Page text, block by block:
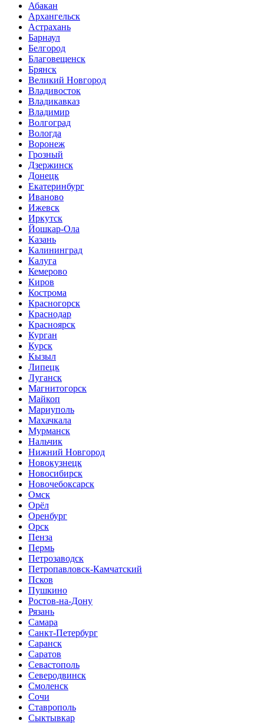
Абакан
Архангельск
Астрахань
Барнаул
Белгород
Благовещенск
Брянск
Великий Новгород
Владивосток
Владикавказ
Владимир
Волгоград
Вологда
Воронеж
Грозный
Дзержинск
Донецк
Екатеринбург
Иваново
Ижевск
Иркутск
Йошкар-Ола
Казань
Калининград
Калуга
Кемерово
Киров
Кострома
Красногорск
Краснодар
Красноярск
Курган
Курск
Кызыл
Липецк
Луганск
Магнитогорск
Майкоп
Мариуполь
Махачкала
Мурманск
Нальчик
Нижний Новгород
Новокузнецк
Новосибирск
Новочебоксарск
Омск
Орёл
Оренбург
Орск
Пенза
Пермь
Петрозаводск
Петропавловск-Камчатский
Псков
Пушкино
Ростов-на-Дону
Рязань
Самара
Санкт-Петербург
Саранск
Саратов
Севастополь
Северодвинск
Смоленск
Сочи
Ставрополь
Сыктывкар